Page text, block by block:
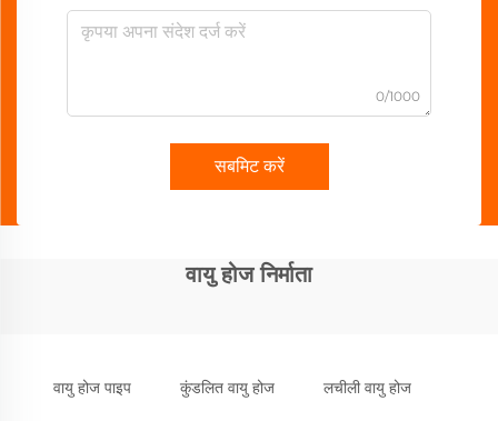
0/1000
सबमिट करें
वायु होज निर्माता
वायु होज पाइप कुंडलित वायु होज लचीली वायु होज